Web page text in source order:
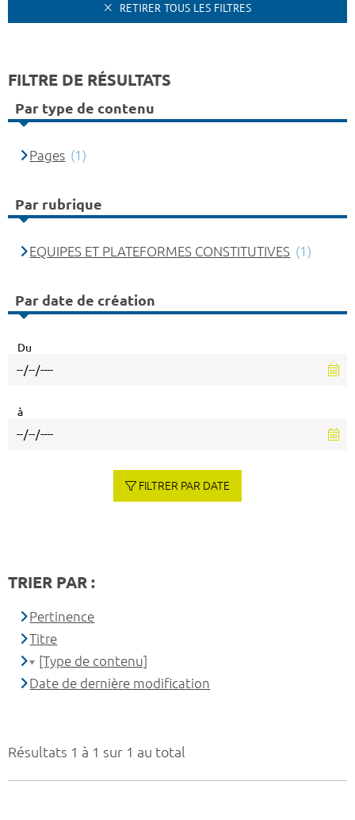
Résultats 1 à 1 sur 1 au total
RETIRER TOUS LES FILTRES
FILTRE DE RÉSULTATS
Par type de contenu
Pages (1)
Par rubrique
EQUIPES ET PLATEFORMES CONSTITUTIVES (1)
Par date de création
Du
à
FILTRER PAR DATE
TRIER PAR :
Pertinence
Titre
[Type de contenu]
Date de dernière modification